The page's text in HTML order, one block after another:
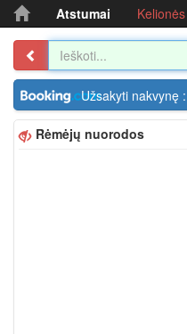
Atstumai
Užsakyti nakvynę :
Rėmėjų nuorodos